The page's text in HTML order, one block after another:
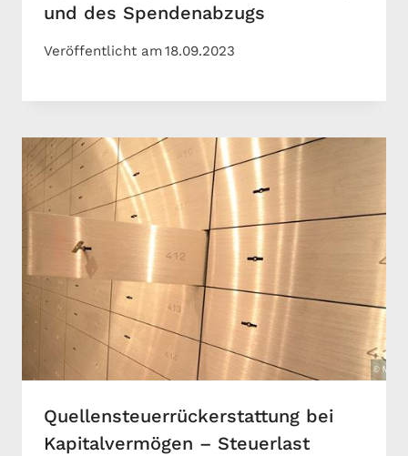
und des Spendenabzugs
Veröffentlicht am18.09.2023
Quellensteuerrückerstattung bei
Kapitalvermögen – Steuerlast